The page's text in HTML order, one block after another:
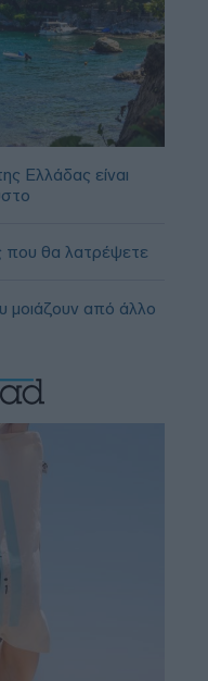
Ελλάδας είναι
που θα λατρέψετε
μοιάζουν από άλλο